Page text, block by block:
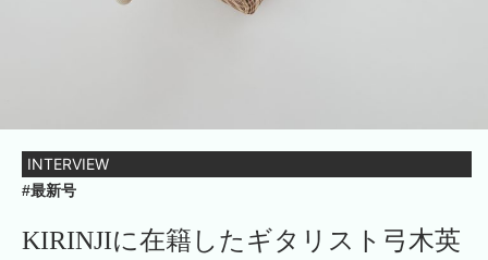
INTERVIEW
#最新号
KIRINJIに在籍したギタリスト弓木英